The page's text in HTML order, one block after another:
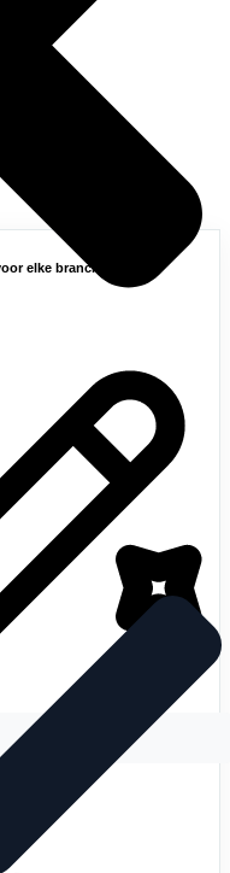
elke branche